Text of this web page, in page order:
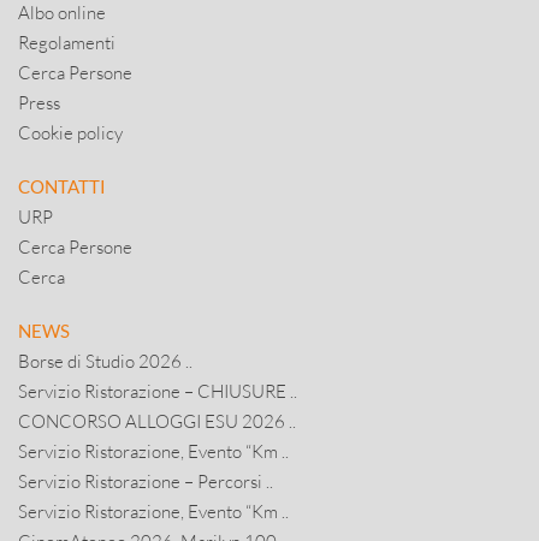
Albo online
Regolamenti
Cerca Persone
Press
Cookie policy
CONTATTI
URP
Cerca Persone
Cerca
NEWS
Borse di Studio 2026 ..
Servizio Ristorazione – CHIUSURE ..
CONCORSO ALLOGGI ESU 2026 ..
Servizio Ristorazione, Evento “Km ..
Servizio Ristorazione – Percorsi ..
Servizio Ristorazione, Evento “Km ..